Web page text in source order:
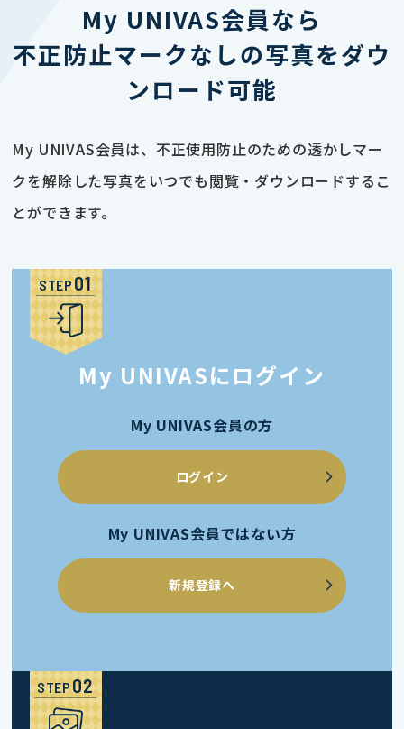
My UNIVAS会員なら
不正防止マークなしの写真をダウ
ンロード可能
My UNIVAS会員は、不正使用防止のための透かしマー
クを解除した写真をいつでも閲覧・ダウンロードするこ
とができます。
STEP
My UNIVASにログイン
My UNIVAS会員の方
ログイン
My UNIVAS会員ではない方
新規登録へ
STEP